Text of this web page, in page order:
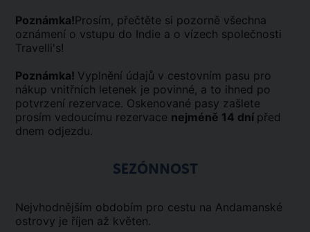
Poznámka!Prosím, přečtěte si pozorně všechna
oznámení o vstupu do Indie a o vízech společnosti
Travelli's!
Poznámka! Vyplnění údajů v cestovním pasu pro
nákup vnitřních letenek je povinné, a to ihned po
potvrzení rezervace. Oskenované pasy zašlete
prosím vedoucímu rezervace nejméně 14 dní před
dnem odjezdu.
SEZÓNNOST
Nejvhodnějším obdobím pro cestu na Andamanské
ostrovy je říjen až květen.